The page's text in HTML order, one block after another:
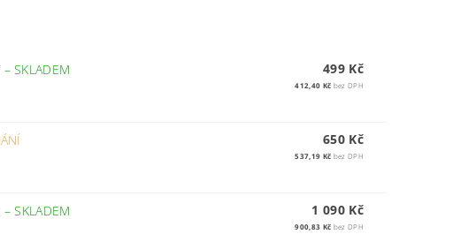
–SKLADEM 499 Kč
412,40 Kč bez DPH
650 Kč
537,19 Kč bez DPH
–SKLADEM 1 090 Kč
900,83 Kč bez DPH